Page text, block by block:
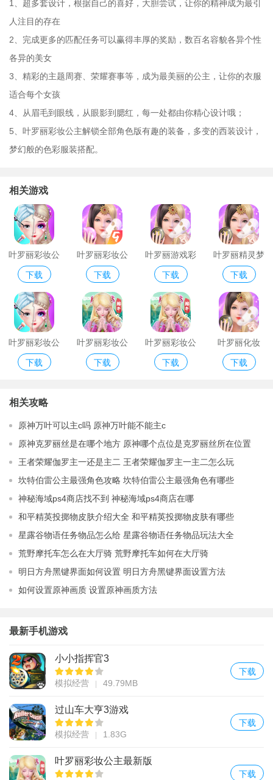
1、超多套设计，根据自己的喜好，大胆尝试，让你的精神成为最引
人注目的存在
2、完成更多的匹配任务可以赢得丰厚的奖励，数百名容貌各异个性
各异的美女
3、精彩的主题周赛、荣耀赛事等，成为最美丽的公主，让你的衣服
适合每个女孩
4、从眉毛到眼线，从眼影到腮红，每一处都由你精心设计哦；
5、叶罗丽彩妆公主解锁全部角色版有趣的装备，多变的西装设计，
梦幻般的色彩服装搭配。
相关游戏
叶罗丽彩妆公
主最新版内测
版
下载
叶罗丽彩妆公
主三国破解版
下载
叶罗丽游戏彩
妆公主
下载
叶罗丽精灵梦
彩妆公主破解
版
下载
叶罗丽彩妆公
主无限金币和
下载
叶罗丽彩妆公
主2周年破解版
下载
叶罗丽彩妆公
主最新三国破
下载
叶罗丽化妆
下载
相关攻略
原神万叶可以主c吗 原神万叶能不能主c
原神克罗丽丝是在哪个地方 原神哪个点位是克罗丽丝所在位置
王者荣耀伽罗主一还是主二 王者荣耀伽罗主一主二怎么玩
坎特伯雷公主最强角色攻略 坎特伯雷公主最强角色有哪些
神秘海域ps4商店找不到 神秘海域ps4商店在哪
和平精英投掷物皮肤介绍大全 和平精英投掷物皮肤有哪些
星露谷物语任务物品怎么给 星露谷物语任务物品玩法大全
荒野摩托车怎么在大厅骑 荒野摩托车如何在大厅骑
明日方舟黑键界面如何设置 明日方舟黑键界面设置方法
如何设置原神画质 设置原神画质方法
最新手机游戏
小小指挥官3
模拟经营 49.79MB
下载
过山车大亨3游戏
模拟经营 1.83G
下载
叶罗丽彩妆公主最新版
下载